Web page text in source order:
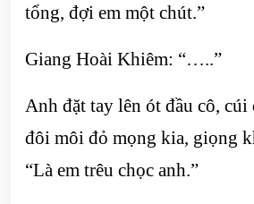
tổng, đợi em một chút.”
Giang Hoài Khiêm: “…..”
Anh đặt tay lên ót đầu cô, cúi
đôi môi đỏ mọng kia, giọng
“Là em trêu chọc anh.”